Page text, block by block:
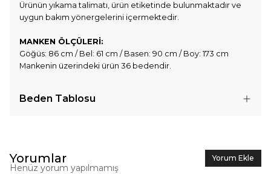
Ürünün yıkama talimatı, ürün etiketinde bulunmaktadır ve
uygun bakım yönergelerini içermektedir.
MANKEN ÖLÇÜLERİ:
Göğüs: 86 cm / Bel: 61 cm / Basen: 90 cm / Boy: 173 cm
Mankenin üzerindeki ürün 36 bedendir.
Beden Tablosu
Yorumlar Yorum Ekle
Henüz yorum yapılmamış